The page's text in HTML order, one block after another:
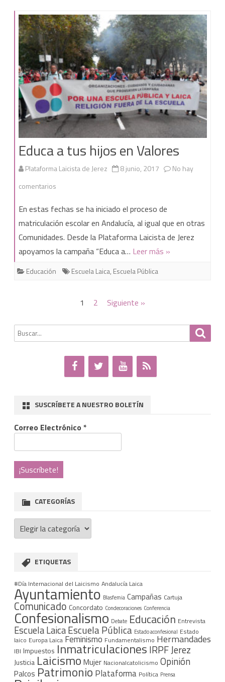
Educa a tus hijos en Valores
Plataforma Laicista de Jerez 8 junio, 2017
No hay
comentarios
a
tus
hijos
en
En estas fechas se ha iniciado el proceso de
matriculación escolar en Andalucía, al igual que en otras
Comunidades. Desde la Plataforma Laicista de Jerez
apoyamos la campaña “Educa a… Leer más »
Educación Escuela Laica, Escuela Pública
entradas
1 2 Siguiente »
Buscar
por:
SUSCRÍBETE A NUESTRO BOLETÍN
Correo Electrónico *
CATEGORÍAS
Categorías
ETIQUETAS
#Día Internacional del Laicismo Andalucía Laica
Ayuntamiento Blasfemia Campañas Cartuja
Comunicado Concordato Condecoraciones Conferencia
Confesionalismo Debate Educación Entrevista
Escuela LaicaEscuela Pública Estado aconfesional Estado
laico Europa Laica Feminismo Fundamentalismo Hermandades
IBI Impuestos Inmatriculaciones IRPFJerez
Justicia Laicismo Mujer Nacionalcatolicismo Opinión
Palcos Patrimonio Plataforma Política Prensa